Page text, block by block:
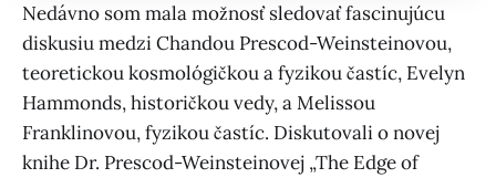
Nedávno som mala možnosť sledovať fascinujúcu
diskusiu medzi Chandou Prescod-Weinsteinovou,
teoretickou kosmológičkou a fyzikou častíc, Evelyn
Hammonds, historičkou vedy, a Melissou
Franklinovou, fyzikou častíc. Diskutovali o novej
knihe Dr. Prescod-Weinsteinovej „The Edge of